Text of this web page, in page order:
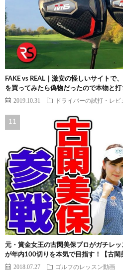
FAKE vs REAL｜激安の怪しいサイトで
を買ってみたら偽物だったので本物と
2019.10.31 ドライバーの試打・レビ
元・賞金女王の古閑美保プロがガチレ
が年内100切りを本気で目指す！【古閑
2018.07.27 ゴルフのレッスン動画